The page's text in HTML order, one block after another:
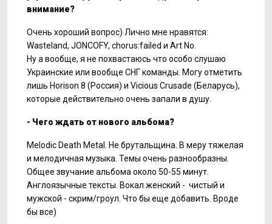
внимание?
Очень хороший вопрос) Лично мне нравятся:
Wasteland, JONCOFY, chorus:failed и Art No.
Ну а вообще, я не похвастаюсь что особо слушаю
Украинские или вообще СНГ команды. Могу отметить
лишь Horison 8 (Россия) и Vicious Crusade (Беларусь),
которые действительно очень запали в душу.
- Чего ждать от нового альбома?
Melodic Death Metal. Не брутальщина. В меру тяжелая
и мелодичная музыка. Темы очень разнообразны.
Общее звучание альбома около 50-55 минут.
Англоязычные тексты. Вокал женский - чистый и
мужской - скрим/гроул. Что бы еще добавить. Вроде
бы все)